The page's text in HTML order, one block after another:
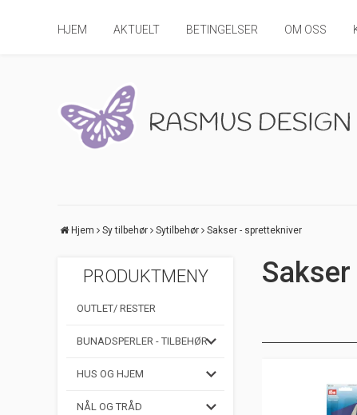
HJEM AKTUELT BETINGELSER OM OSS
Hjem Sy tilbehør Sytilbehør Sakser - sprettekniver
PRODUKTMENY
OUTLET/ RESTER
BUNADSPERLER - TILBEHØR
HUS OG HJEM
NÅL OG TRÅD